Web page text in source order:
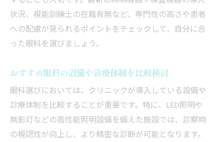
難波エリアの照明先進眼科の強みを知る
大阪市で快適な眼科診療環境を見極める
大阪市で快適な眼科診療環境を選ぶ基準
眼科選びで重視すべき診療環境のポイント
大阪市浪速区の快適な眼科の見極め方
診療環境に差が出る眼科設備の特徴とは
状況、視能訓練士の在籍有無など、専門性の高さや患者
への配慮が見られるポイントをチェックして、自分に合
った眼科を選びましょう。
おすすめ眼科の設備や診療体制を比較検討
眼科選びにおいては、クリニックが導入している設備や
診療体制を比較することが重要です。特に、LED照明や
無影灯などの高性能照明設備を備えた施設では、診察時
の視認性が向上し、より精密な診断が可能となります。